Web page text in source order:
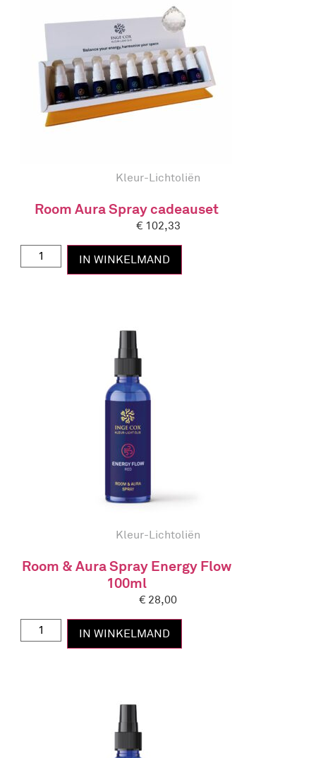
Kleur-Lichtoliën
Room Aura Spray cadeauset
€102,33
IN WINKELMAND
Kleur-Lichtoliën
Room & Aura Spray Energy Flow
100ml
€ 28,00
IN WINKELMAND